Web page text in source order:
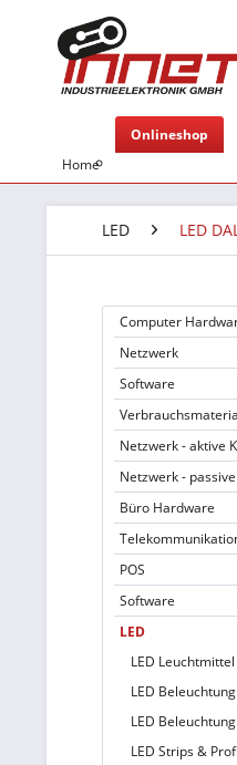
Home
Onlineshop
LED LED
Computer
Netzwerk
Software
Netzwerk - aktive
Netzwerk -
Büro Hardware
POS
Software
LED
LED Leuchtmittel
LED
LED
LED Strips &